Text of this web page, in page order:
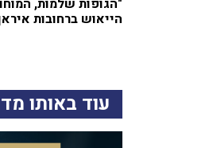
"הגופות שלמות,
הייאוש ברחובות
עוד באותו